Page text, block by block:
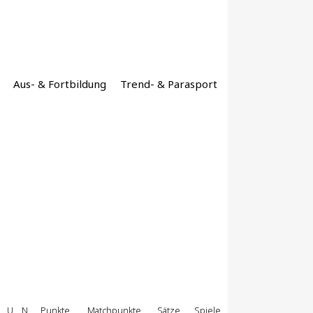
Aus- & Fortbildung Trend- & Parasport
U N Punkte Matchpunkte Sätze
Spiele